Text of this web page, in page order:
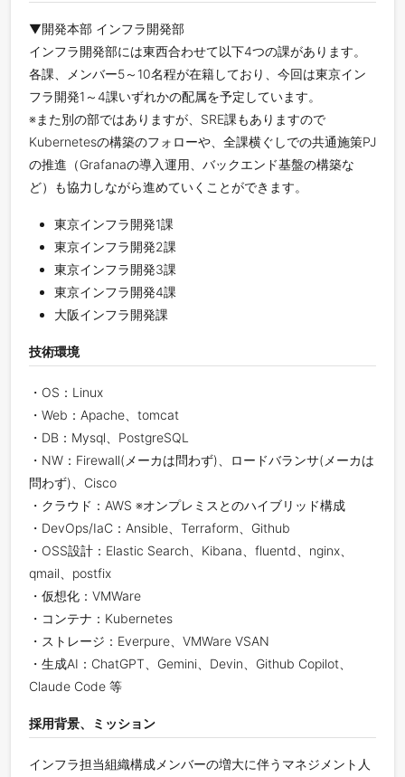
▼開発本部 インフラ開発部
インフラ開発部には東西合わせて以下4つの課があります。
各課、メンバー5～10名程が在籍しており、今回は東京イン
フラ開発1～4課いずれかの配属を予定しています。
※また別の部ではありますが、SRE課もありますので
Kubernetesの構築のフォローや、全課横ぐしでの共通施策PJ
の推進（Grafanaの導入運用、バックエンド基盤の構築な
ど）も協力しながら進めていくことができます。
東京インフラ開発1課
東京インフラ開発2課
東京インフラ開発3課
東京インフラ開発4課
大阪インフラ開発課
技術環境
・OS：Linux
・Web：Apache、tomcat
・DB：Mysql、PostgreSQL
・NW：Firewall(メーカは問わず)、ロードバランサ(メーカは
問わず)、Cisco
・クラウド：AWS ※オンプレミスとのハイブリッド構成
・DevOps/IaC：Ansible、Terraform、Github
・OSS設計：Elastic Search、Kibana、fluentd、nginx、
qmail、postfix
・仮想化：VMWare
・コンテナ：Kubernetes
・ストレージ：Everpure、VMWare VSAN
・生成AI：ChatGPT、Gemini、Devin、Github Copilot、
Claude Code 等
採用背景、ミッション
インフラ担当組織構成メンバーの増大に伴うマネジメント人